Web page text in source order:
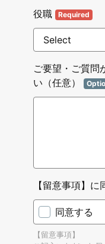
役職 Required
ご要望・ご質問
い（任意）
【留意事項】に
同意する
【留意事項】